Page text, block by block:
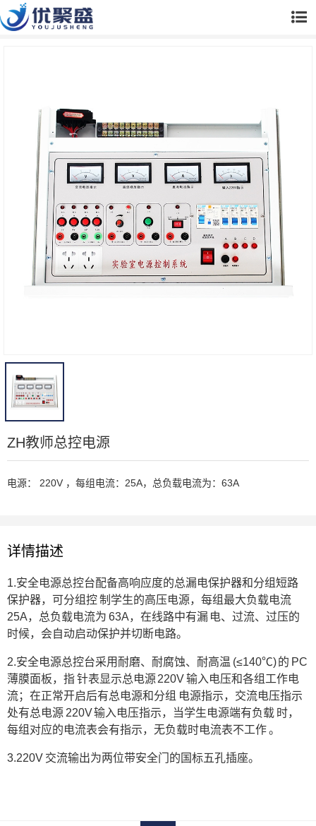
ZH教师总控电源
电源： 220V ，每组电流：25A，总负载电流为：63A
详情描述
1.安全电源总控台配备高响应度的总漏电保护器和分组短路
保护器，可分组控 制学生的高压电源，每组最大负载电流
25A，总负载电流为 63A，在线路中有漏 电、过流、过压的
时候，会自动启动保护并切断电路。
2.安全电源总控台采用耐磨、耐腐蚀、耐高温 (≤140℃) 的 PC
薄膜面板，指 针表显示总电源 220V 输入电压和各组工作电
流；在正常开启后有总电源和分组 电源指示，交流电压指示
处有总电源 220V 输入电压指示，当学生电源端有负载 时，
每组对应的电流表会有指示，无负载时电流表不工作 。
3.220V 交流输出为两位带安全门的国标五孔插座。